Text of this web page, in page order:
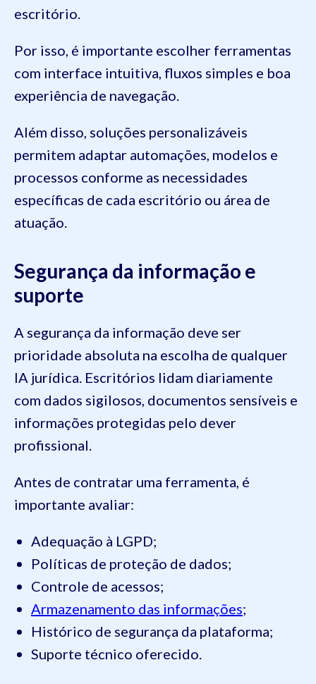
escritório.
Por isso, é importante escolher ferramentas
com interface intuitiva, fluxos simples e boa
experiência de navegação.
Além disso, soluções personalizáveis
permitem adaptar automações, modelos e
processos conforme as necessidades
específicas de cada escritório ou área de
atuação.
Segurança da informação e
suporte
A segurança da informação deve ser
prioridade absoluta na escolha de qualquer
IA jurídica. Escritórios lidam diariamente
com dados sigilosos, documentos sensíveis e
informações protegidas pelo dever
profissional.
Antes de contratar uma ferramenta, é
importante avaliar:
Adequação à LGPD;
Políticas de proteção de dados;
Controle de acessos;
Armazenamento das informações;
Histórico de segurança da plataforma;
Suporte técnico oferecido.